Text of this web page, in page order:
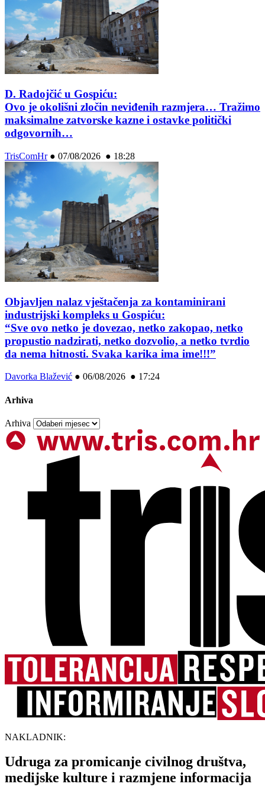
D. Radojčić u Gospiću:
Ovo je okolišni zločin neviđenih razmjera… Tražimo
maksimalne zatvorske kazne i ostavke politički
odgovornih…
TrisComHr● 07/08/2026 ● 18:28
Objavljen nalaz vještačenja za kontaminirani
industrijski kompleks u Gospiću:
“Sve ovo netko je dovezao, netko zakopao, netko
propustio nadzirati, netko dozvolio, a netko tvrdio
da nema hitnosti. Svaka karika ima ime!!!”
Davorka Blažević ● 06/08/2026 ● 17:24
Arhiva
Arhiva
NAKLADNIK:
Udruga za promicanje civilnog društva,
medijske kulture i razmjene informacija